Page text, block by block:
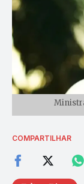
COMPARTILHAR